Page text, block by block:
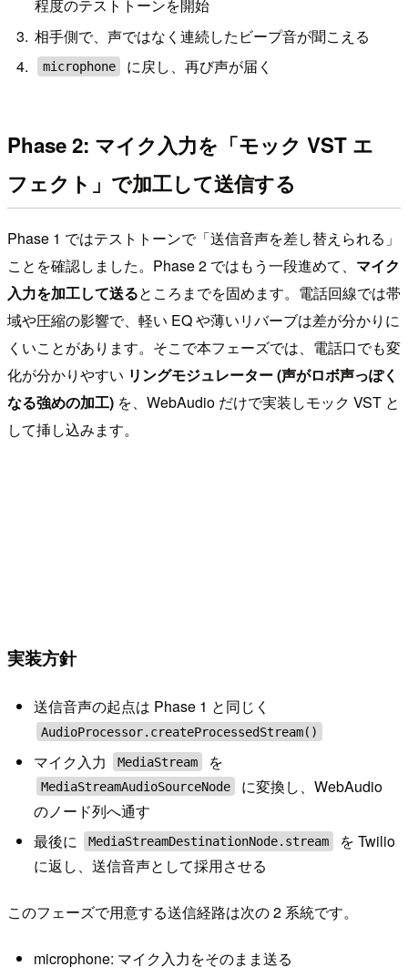
程度のテストトーンを開始
相手側で、声ではなく連続したビープ音が聞こえる
microphone に戻し、再び声が届く
Phase 2: マイク入力を「モック VST エ
フェクト」で加工して送信する
Phase 1 ではテストトーンで「送信音声を差し替えられる」
ことを確認しました。Phase 2 ではもう一段進めて、 マイク
入力を加工して送るところまでを固めます。電話回線では帯
域や圧縮の影響で、軽い EQ や薄いリバーブは差が分かりに
くいことがあります。そこで本フェーズでは、電話口でも変
化が分かりやすい リングモジュレーター (声がロボ声っぽく
なる強めの加工) を、WebAudio だけで実装しモック VST と
して挿し込みます。
実装方針
送信音声の起点は Phase 1 と同じく
AudioProcessor.createProcessedStream()
マイク入力 MediaStream を
MediaStreamAudioSourceNode
に変換し、WebAudio
のノード列へ通す
最後に
MediaStreamDestinationNode.stream
を Twilio
に返し、送信音声として採用させる
このフェーズで用意する送信経路は次の 2 系統です。
microphone: マイク入力をそのまま送る